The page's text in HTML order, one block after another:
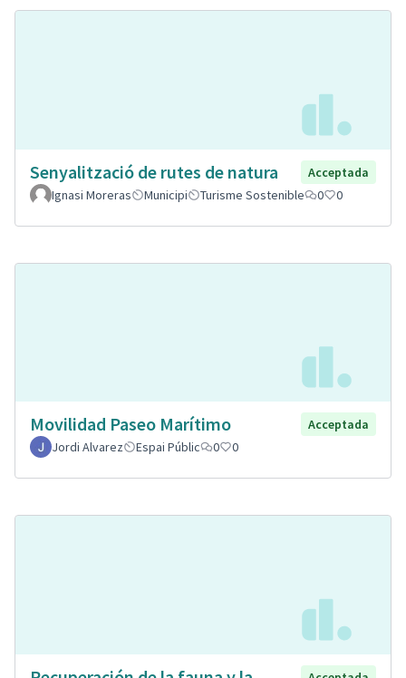
Senyalització de rutes de natura
Acceptada
Ignasi Moreras
Municipi Turisme Sostenible 0 0
Movilidad Paseo Marítimo
Acceptada
Jordi Alvarez
Espai Públic 0 0